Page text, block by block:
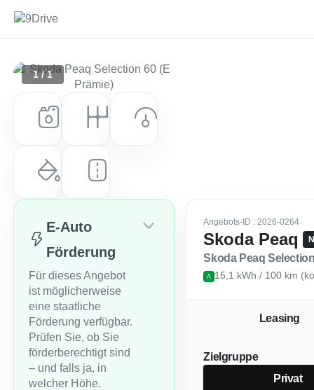
1 / 1
Kraftstoff
Elektro Automatik
Leistung (PS)
204 PS (150 kW)
Farbe
Blau (Energy Blau)
Laufleistung
0 km
Angebots-ID : 2026-0264
Skoda Peaq
Skoda Peaq
A 15,1 kWh / 100 km
Leasing
Zielgruppe
Privat
E-Auto
Förderung
Für dieses Angebot
ist möglicherweise
eine staatliche
Förderung verfügbar.
Prüfen Sie, ob Sie
förderberechtigt sind
– und falls ja, in
welcher Höhe.